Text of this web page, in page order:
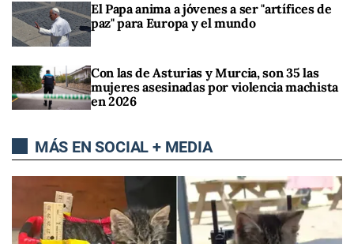
El Papa anima a jóvenes a ser "artífices de
paz" para Europa y el mundo
Con las de Asturias y Murcia, son 35 las
mujeres asesinadas por violencia machista
en 2026
MÁS EN SOCIAL + MEDIA